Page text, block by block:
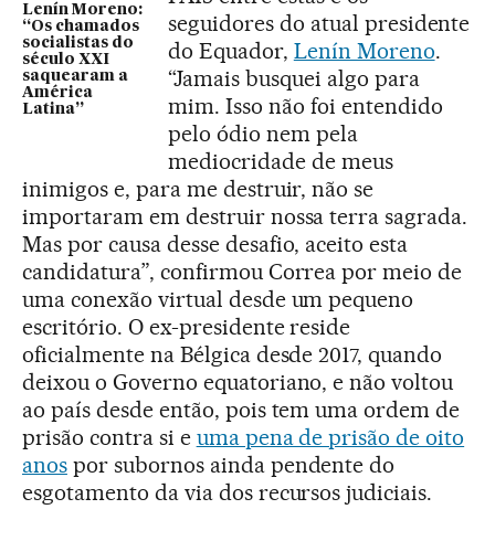
Lenín Moreno:
“Os chamados
socialistas do
século XXI
saquearam a
América
Latina”
seguidores do atual presidente
do Equador, Lenín Moreno.
“Jamais busquei algo para
mim. Isso não foi entendido
pelo ódio nem pela
mediocridade de meus
inimigos e, para me destruir, não se
importaram em destruir nossa terra sagrada.
Mas por causa desse desafio, aceito esta
candidatura”, confirmou Correa por meio de
uma conexão virtual desde um pequeno
escritório. O ex-presidente reside
oficialmente na Bélgica desde 2017, quando
deixou o Governo equatoriano, e não voltou
ao país desde então, pois tem uma ordem de
prisão contra si e uma pena de prisão de oito
anospor subornos ainda pendente do
esgotamento da via dos recursos judiciais.